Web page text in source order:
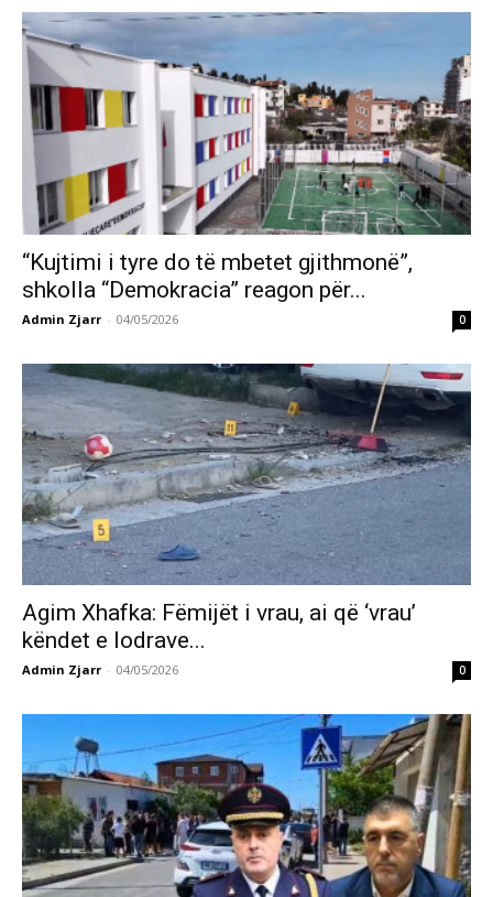
“Kujtimi i tyre do të mbetet gjithmonë”,
shkolla “Demokracia” reagon për...
Admin Zjarr - 04/05/2026 0
Agim Xhafka: Fëmijët i vrau, ai që ‘vrau’
këndet e lodrave...
Admin Zjarr - 04/05/2026 0